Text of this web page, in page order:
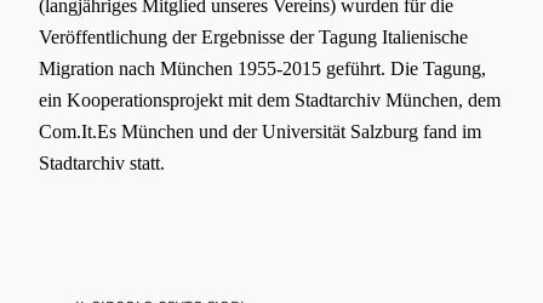
(langjähriges Mitglied unseres Vereins) wurden für die
Veröffentlichung der Ergebnisse der Tagung Italienische
Migration nach München 1955-2015 geführt. Die Tagung,
ein Kooperationsprojekt mit dem Stadtarchiv München, dem
Com.It.Es München und der Universität Salzburg fand im
Stadtarchiv statt.